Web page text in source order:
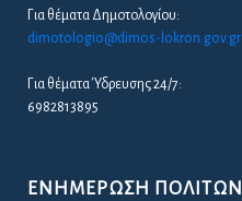
Για θέματα Δημοτολογίου:
dimotologio@dimos-lokron.gov.gr
Για θέματα Ύδρευσης 24/7:
6982813895
ΕΝΗΜΈΡΩΣΗ ΠΟΛΙΤΏΝ